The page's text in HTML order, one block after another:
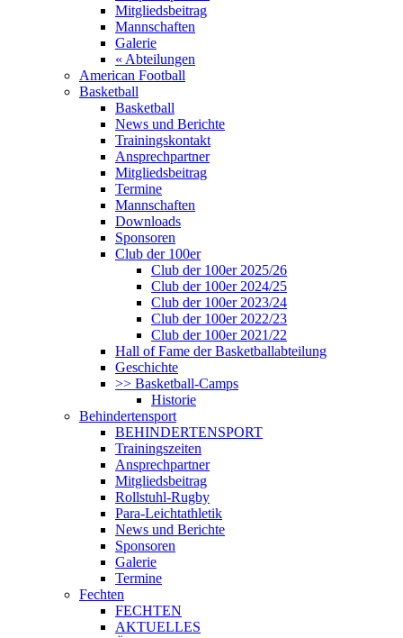
Mitgliedsbeitrag
Mannschaften
Galerie
« Abteilungen
American Football
Basketball
Basketball
News und Berichte
Trainingskontakt
Ansprechpartner
Mitgliedsbeitrag
Termine
Mannschaften
Downloads
Sponsoren
Club der 100er
Club der 100er 2025/26
Club der 100er 2024/25
Club der 100er 2023/24
Club der 100er 2022/23
Club der 100er 2021/22
Hall of Fame der Basketballabteilung
Geschichte
>> Basketball-Camps
Historie
Behindertensport
BEHINDERTENSPORT
Trainingszeiten
Ansprechpartner
Mitgliedsbeitrag
Rollstuhl-Rugby
Para-Leichtathletik
News und Berichte
Sponsoren
Galerie
Termine
Fechten
FECHTEN
AKTUELLES